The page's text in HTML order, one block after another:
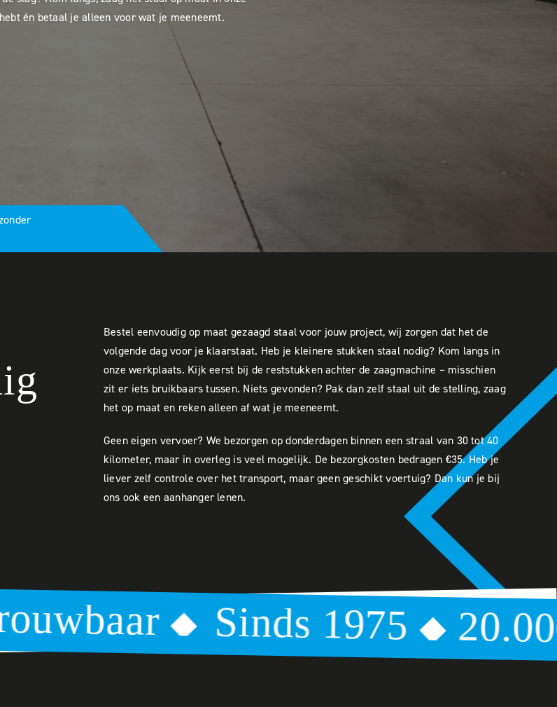
én betaal je alleen voor wat je meeneemt.
Bestel eenvoudig op maat gezaagd staal voor jouw project, wij zorgen dat het de
volgende dag voor je klaarstaat. Heb je kleinere stukken staal nodig? Kom langs in
onze werkplaats. Kijk eerst bij de reststukken achter de zaagmachine – misschien
zit er iets bruikbaars tussen. Niets gevonden? Pak dan zelf staal uit de stelling, zaag
het op maat en reken alleen af wat je meeneemt.
Geen eigen vervoer? We bezorgen op donderdagen binnen een straal van 30 tot 40
kilometer, maar in overleg is veel mogelijk. De bezorgkosten bedragen €35. Heb je
liever zelf controle over het transport, maar geen geschikt voertuig? Dan kun je bij
ons ook een aanhanger lenen.
◆ Sinds 1975◆20.000 m2◆